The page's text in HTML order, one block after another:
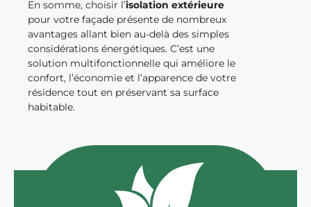
En somme, choisir l’isolation extérieure
pour votre façade présente de nombreux
avantages allant bien au-delà des simples
considérations énergétiques. C’est une
solution multifonctionnelle qui améliore le
confort, l’économie et l’apparence de votre
résidence tout en préservant sa surface
habitable.